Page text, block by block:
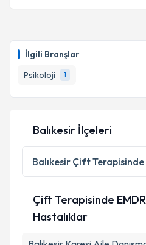
İlgili Branşlar
Psikoloji
1
Balıkesir İlçeleri
Balıkesir Çift Terapisinde
Çift Terapisinde
Hastalıklar